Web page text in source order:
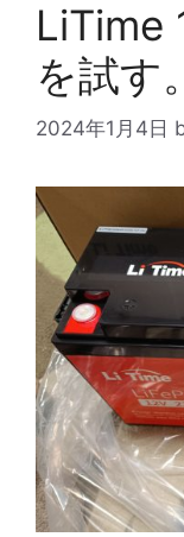
LiTime
を試す。
2024年1月4日